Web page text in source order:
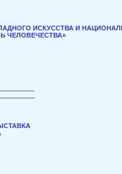
ИСКУССТВА И
ЧЕЛОВЕЧЕСТВА»